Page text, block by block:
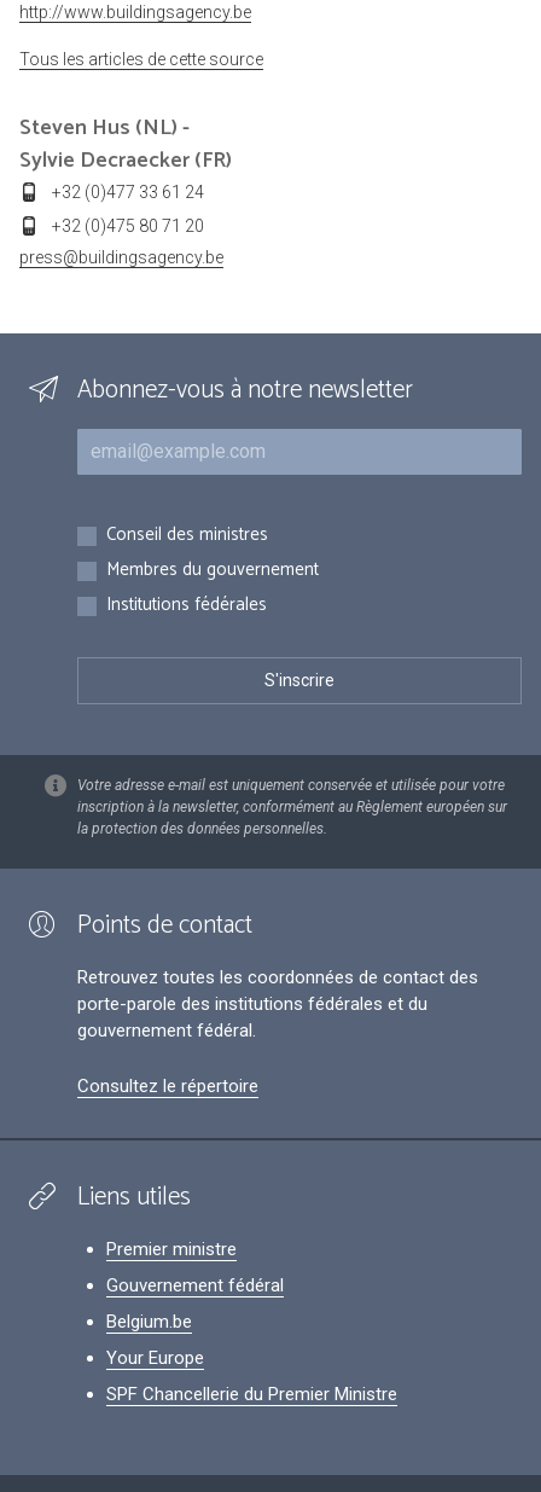
http://www.buildingsagency.be
Tous les articles de cette source
Steven Hus (NL) -
Sylvie Decraecker (FR)
+32 (0)477 33 61 24
+32 (0)475 80 71 20
press@buildingsagency.be
Abonnez-vous à notre newsletter
Courriel
Inscriptions
Conseil des ministres
Membres du gouvernement
Institutions fédérales
Votre adresse e-mail est uniquement conservée et utilisée pour votre
inscription à la newsletter, conformément au Règlement européen sur
la protection des données personnelles.
Points de contact
Retrouvez toutes les coordonnées de contact des
porte-parole des institutions fédérales et du
gouvernement fédéral.
Consultez le répertoire
Liens utiles
Premier ministre
Gouvernement fédéral
Belgium.be
Your Europe
SPF Chancellerie du Premier Ministre